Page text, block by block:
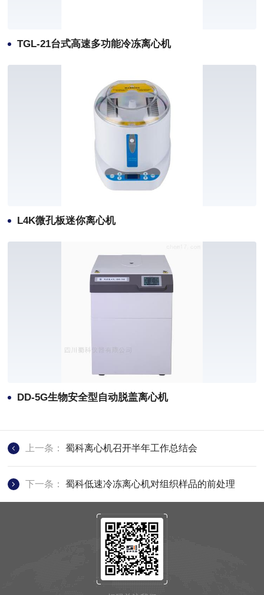
TGL-21台式高速多功能冷冻离心机
L4K微孔板迷你离心机
DD-5G生物安全型自动脱盖离心机
上一条：蜀科离心机召开半年工作总结会
下一条：蜀科低速冷冻离心机对组织样品的前处理